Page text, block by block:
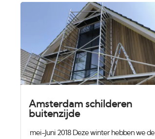
Amsterdam schilderen
buitenzijde
mei-Juni 2018 Deze winter hebben we de